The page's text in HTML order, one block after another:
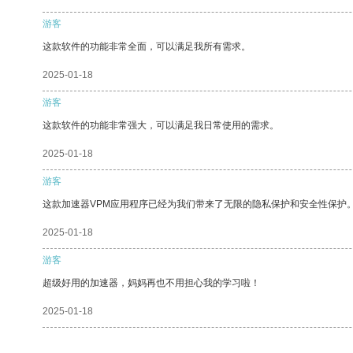
游客
这款软件的功能非常全面，可以满足我所有需求。
2025-01-18
游客
这款软件的功能非常强大，可以满足我日常使用的需求。
2025-01-18
游客
这款加速器VPM应用程序已经为我们带来了无限的隐私保护和安全性保护
2025-01-18
游客
超级好用的加速器，妈妈再也不用担心我的学习啦！
2025-01-18